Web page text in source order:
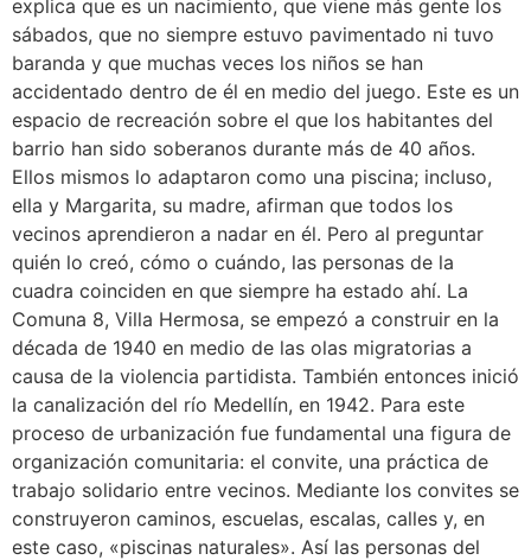
explica que es un nacimiento, que viene más gente los
sábados, que no siempre estuvo pavimentado ni tuvo
baranda y que muchas veces los niños se han
accidentado dentro de él en medio del juego. Este es un
espacio de recreación sobre el que los habitantes del
barrio han sido soberanos durante más de 40 años.
Ellos mismos lo adaptaron como una piscina; incluso,
ella y Margarita, su madre, afirman que todos los
vecinos aprendieron a nadar en él. Pero al preguntar
quién lo creó, cómo o cuándo, las personas de la
cuadra coinciden en que siempre ha estado ahí. La
Comuna 8, Villa Hermosa, se empezó a construir en la
década de 1940 en medio de las olas migratorias a
causa de la violencia partidista. También entonces inició
la canalización del río Medellín, en 1942. Para este
proceso de urbanización fue fundamental una figura de
organización comunitaria: el convite, una práctica de
trabajo solidario entre vecinos. Mediante los convites se
construyeron caminos, escuelas, escalas, calles y, en
este caso, «piscinas naturales». Así las personas del